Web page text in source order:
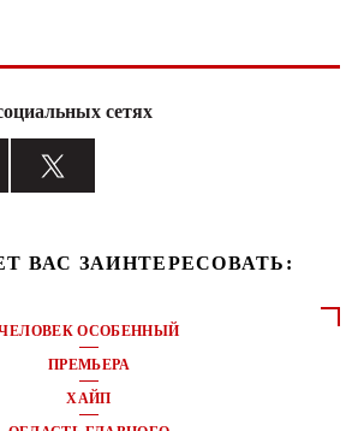
сетях
ВАС ЗАИНТЕРЕСОВАТЬ:
ОСОБЕННЫЙ
ПРЕМЬЕРА
ХАЙП